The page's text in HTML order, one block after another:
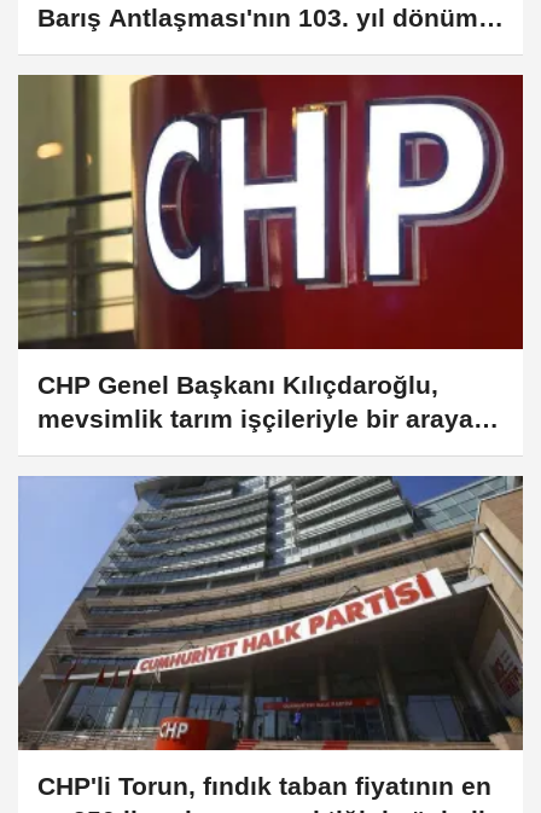
Barış Antlaşması'nın 103. yıl dönümü
mesajı:
CHP Genel Başkanı Kılıçdaroğlu,
mevsimlik tarım işçileriyle bir araya
geldi:
CHP'li Torun, fındık taban fiyatının en